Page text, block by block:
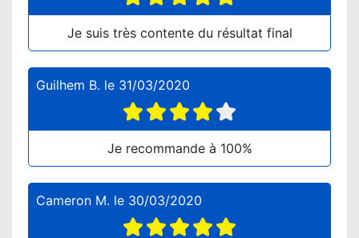
Je suis très contente du résultat final
Guilhem B. le 31/03/2020
Je recommande à 100%
Cameron M. le 30/03/2020